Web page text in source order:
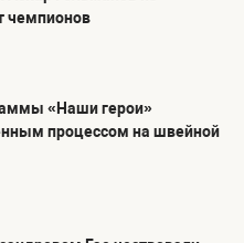
чемпионов
«Наши герои»
процессом на швейной